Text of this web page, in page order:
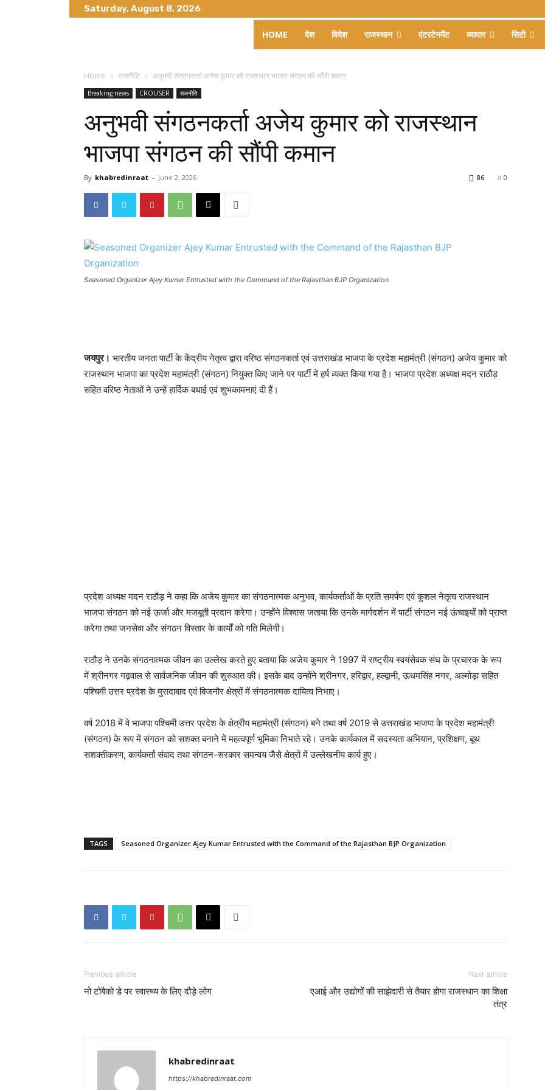
Saturday, August 8, 2026
HOME देश विदेश राजस्थान एंटरटेनमेंट व्यापार सिटी
Home राजनीति अनुभवी संगठनकर्ता अजेय कुमार को राजस्थान भाजपा संगठन की सौंपी कमान
Breaking news CROUSER राजनीति
अनुभवी संगठनकर्ता अजेय कुमार को राजस्थान
भाजपा संगठन की सौंपी कमान
By khabredinraat - June 2, 2026 0
86
Seasoned Organizer Ajey Kumar Entrusted with the Command of the Rajasthan BJP Organization
जयपुर। भारतीय जनता पार्टी के केंद्रीय नेतृत्व द्वारा वरिष्ठ संगठनकर्ता एवं उत्तराखंड भाजपा के प्रदेश महामंत्री (संगठन) अजेय कुमार को
राजस्थान भाजपा का प्रदेश महामंत्री (संगठन) नियुक्त किए जाने पर पार्टी में हर्ष व्यक्त किया गया है। भाजपा प्रदेश अध्यक्ष मदन राठौड़
सहित वरिष्ठ नेताओं ने उन्हें हार्दिक बधाई एवं शुभकामनाएं दी हैं।
प्रदेश अध्यक्ष मदन राठौड़ ने कहा कि अजेय कुमार का संगठनात्मक अनुभव, कार्यकर्ताओं के प्रति समर्पण एवं कुशल नेतृत्व राजस्थान
भाजपा संगठन को नई ऊर्जा और मजबूती प्रदान करेगा। उन्होंने विश्वास जताया कि उनके मार्गदर्शन में पार्टी संगठन नई ऊंचाइयों को प्राप्त
करेगा तथा जनसेवा और संगठन विस्तार के कार्यों को गति मिलेगी।
राठौड़ ने उनके संगठनात्मक जीवन का उल्लेख करते हुए बताया कि अजेय कुमार ने 1997 में राष्ट्रीय स्वयंसेवक संघ के प्रचारक के रूप
में श्रीनगर गढ़वाल से सार्वजनिक जीवन की शुरुआत की। इसके बाद उन्होंने श्रीनगर, हरिद्वार, हल्द्वानी, ऊधमसिंह नगर, अल्मोड़ा सहित
पश्चिमी उत्तर प्रदेश के मुरादाबाद एवं बिजनौर क्षेत्रों में संगठनात्मक दायित्व निभाए।
वर्ष 2018 में वे भाजपा पश्चिमी उत्तर प्रदेश के क्षेत्रीय महामंत्री (संगठन) बने तथा वर्ष 2019 से उत्तराखंड भाजपा के प्रदेश महामंत्री
(संगठन) के रूप में संगठन को सशक्त बनाने में महत्वपूर्ण भूमिका निभाते रहे। उनके कार्यकाल में सदस्यता अभियान, प्रशिक्षण, बूथ
सशक्तीकरण, कार्यकर्ता संवाद तथा संगठन-सरकार समन्वय जैसे क्षेत्रों में उल्लेखनीय कार्य हुए।
TAGS Seasoned Organizer Ajey Kumar Entrusted with the Command of the Rajasthan BJP Organization
Previous article
नो टोबैको डे पर स्वास्थ्य के लिए दौड़े लोग
Next article
एआई और उद्योगों की साझेदारी से तैयार होगा राजस्थान का शिक्षा
तंत्र
khabredinraat
https://khabredinraat.com